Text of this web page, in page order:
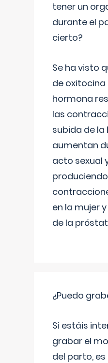
tener un
durante el
cierto?
Se ha visto
de oxitocina
hormona
las
subida de la
aumentan
acto sexual
produciendo
en la mujer
de la
¿Puedo
Si estáis
grabar el
del parto,